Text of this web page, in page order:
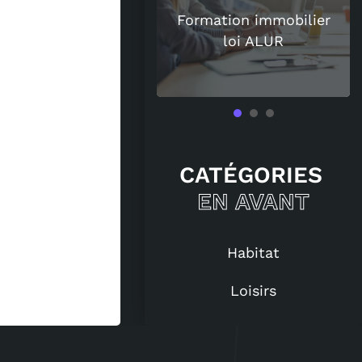
Formation immobilier
loi ALUR
CATÉGORIES
EN AVANT
Habitat
Loisirs